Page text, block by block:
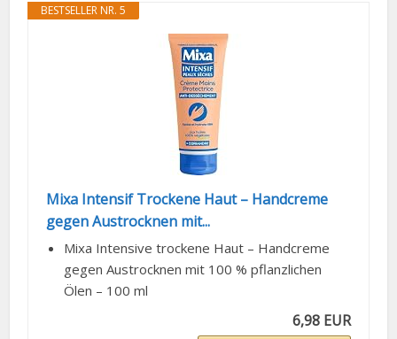
BESTSELLER NR. 5
Mixa Intensif Trockene Haut – Handcreme
gegen Austrocknen mit...
Mixa Intensive trockene Haut – Handcreme
gegen Austrocknen mit 100 % pflanzlichen
Ölen – 100 ml
6,98 EUR